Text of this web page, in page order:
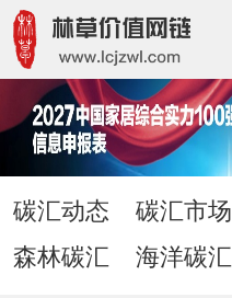
碳汇动态 碳汇市场
森林碳汇
海洋碳汇